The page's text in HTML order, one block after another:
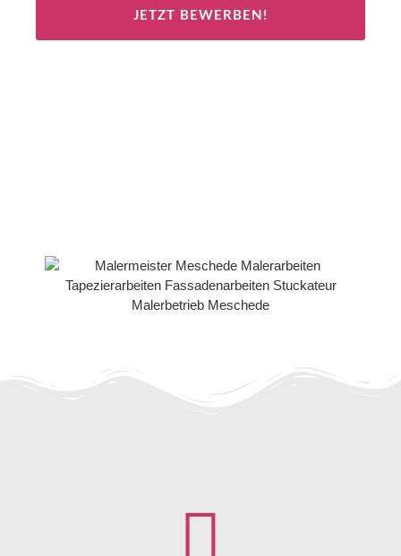
JETZT BEWERBEN!